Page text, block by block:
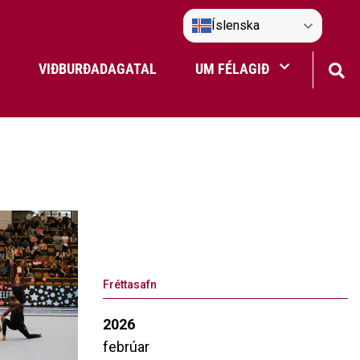
VIÐBURÐADAGATAL UM FÉLAGIÐ
Íslenska
Fréttasafn
2026
febrúar